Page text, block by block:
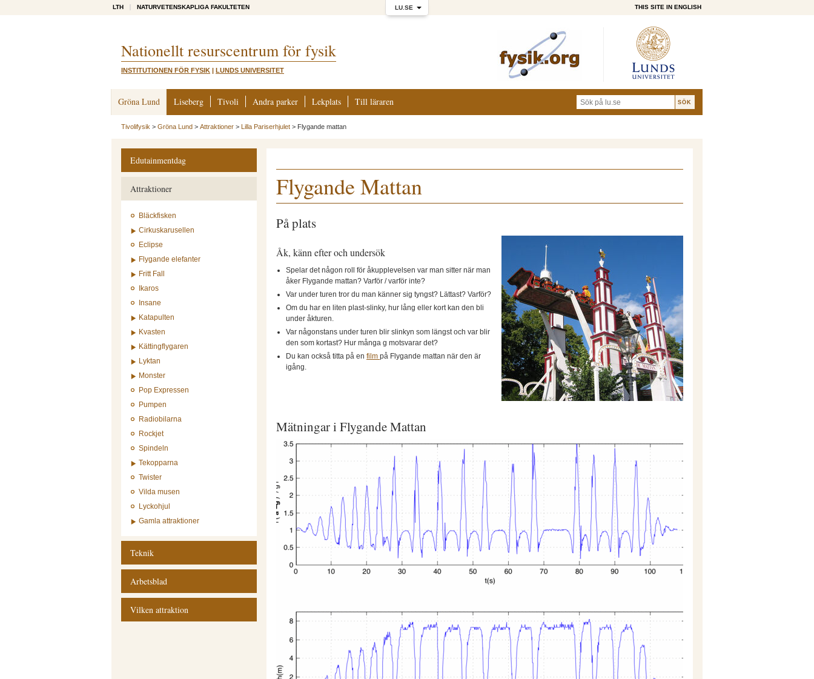
LU.SE
LTH NATURVETENSKAPLIGA FAKULTETEN THIS SITE IN ENGLISH
Nationellt resurscentrum för fysik
INSTITUTIONEN FÖR FYSIK | LUNDS UNIVERSITET
Gröna Lund Liseberg Tivoli Andra parker Lekplats Till läraren
Tivolifysik > Gröna Lund > Attraktioner > Lilla Pariserhjulet > Flygande mattan
Edutainmentdag
Attraktioner
Bläckfisken
Cirkuskarusellen
Eclipse
Flygande elefanter
Fritt Fall
Ikaros
Insane
Katapulten
Kvasten
Kättingflygaren
Lyktan
Monster
Pop Expressen
Pumpen
Radiobilarna
Rockjet
Spindeln
Tekopparna
Twister
Vilda musen
Lyckohjul
Gamla attraktioner
Teknik
Arbetsblad
Vilken attraktion
Flygande Mattan
På plats
Åk, känn efter och undersök
Spelar det någon roll för åkupplevelsen var man sitter när man
åker Flygande mattan? Varför / varför inte?
Var under turen tror du man känner sig tyngst? Lättast? Varför?
Om du har en liten plast-slinky, hur lång eller kort kan den bli
under åkturen.
Var någonstans under turen blir slinkyn som längst och var blir
den som kortast? Hur många g motsvarar det?
Du kan också titta på en film på Flygande mattan när den är
igång.
Mätningar i Flygande Mattan